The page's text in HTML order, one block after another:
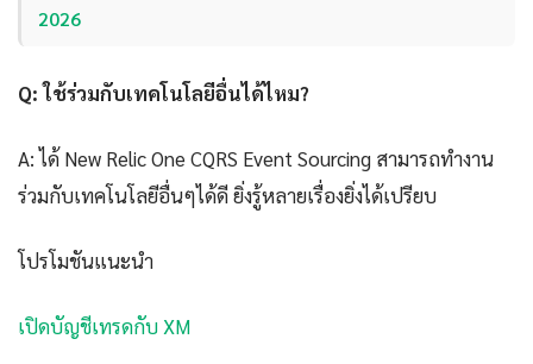
2026
Q: ใช้ร่วมกับเทคโนโลยีอื่นได้ไหม?
A: ได้ New Relic One CQRS Event Sourcing สามารถทำงาน
ร่วมกับเทคโนโลยีอื่นๆได้ดี ยิ่งรู้หลายเรื่องยิ่งได้เปรียบ
โปรโมชันแนะนำ
เปิดบัญชีเทรดกับ XM